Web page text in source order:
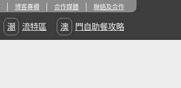
博客專欄 合作媒體 聯絡及合作
潮流特區 澳門自助餐攻略